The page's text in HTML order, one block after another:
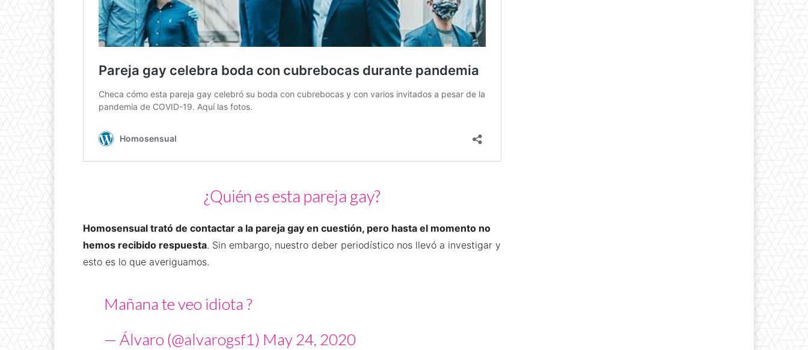
¿Quién es esta pareja gay?
Homosensual trató de contactar a la pareja gay en cuestión, pero hasta el momento no
hemos recibido respuesta. Sin embargo, nuestro deber periodístico nos llevó a investigar y
esto es lo que averiguamos.
Mañana te veo idiota ?
— Álvaro (@alvarogsf1) May 24, 2020